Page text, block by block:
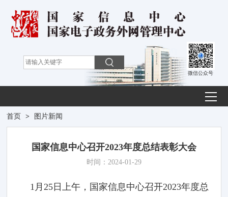
微信公众号
首页 > 图片新闻
国家信息中心召开2023年度总结表彰大会
时间：2024-01-29
1月25日上午，国家信息中心召开2023年度总